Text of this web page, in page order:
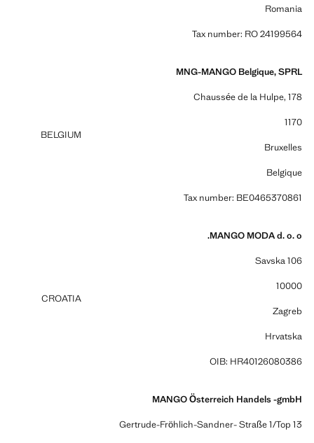
Romania
Tax number: RO 24199564
MNG-MANGO Belgique, SPRL
Chaussée de la Hulpe, 178
1170
Bruxelles
Belgique
Tax number: BE0465370861
BELGIUM
MANGO MODA d. o. o.
Savska 106
10000
Zagreb
Hrvatska
OIB: HR40126080386
CROATIA
MANGO Österreich Handels -gmbH
Gertrude-Fröhlich-Sandner- Straße 1/Top 13